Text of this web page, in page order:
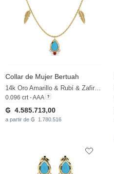
Collar de Mujer Bertuah
14k Oro Amarillo & Rubí & Zafiro blanco
0.096 crt - AAA
₲ 4.585.713,00
a partir de ₲ 1.780.516